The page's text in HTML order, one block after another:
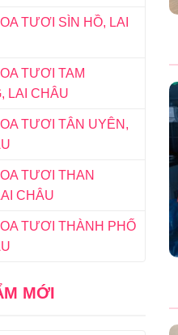
TƯƠI SÌN HỒ, LAI
TƯƠI TAM
LAI CHÂU
TƯƠI TÂN UYÊN,
TƯƠI THAN
CHÂU
TƯƠI THÀNH PHỐ
MỚI